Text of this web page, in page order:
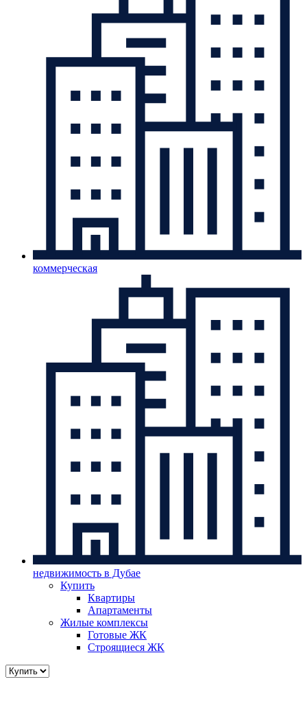
коммерческая
недвижимость в Дубае
Купить
Квартиры
Апартаменты
Жилые комплексы
Готовые ЖК
Строящиеся ЖК